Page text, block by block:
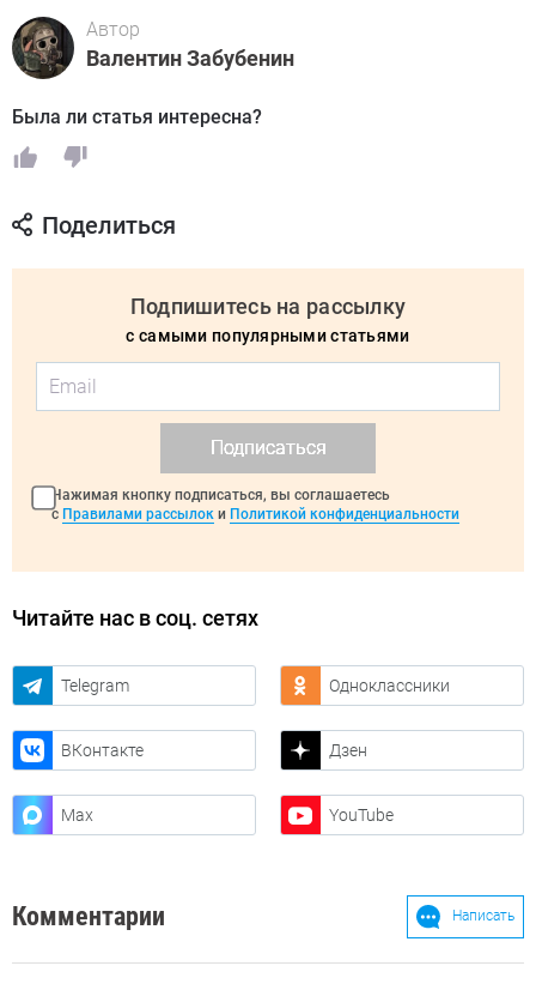
Автор
Валентин Забубенин
Была ли статья интересна?
Поделиться
Подпишитесь на рассылку
с самыми популярными статьями
Подписаться
Нажимая кнопку подписаться, вы соглашаетесь
с Правилами рассылок и Политикой конфиденциальности
Читайте нас в соц. сетях
Telegram Одноклассники
ВКонтакте Дзен
Max YouTube
Комментарии Написать